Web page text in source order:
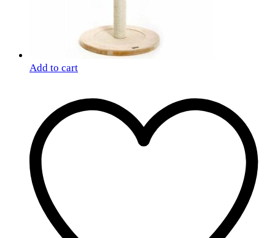
Add to cart